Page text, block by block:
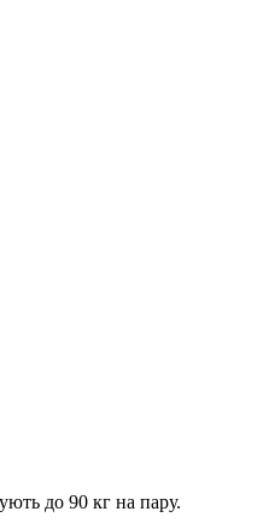
до 90 кг на пару.